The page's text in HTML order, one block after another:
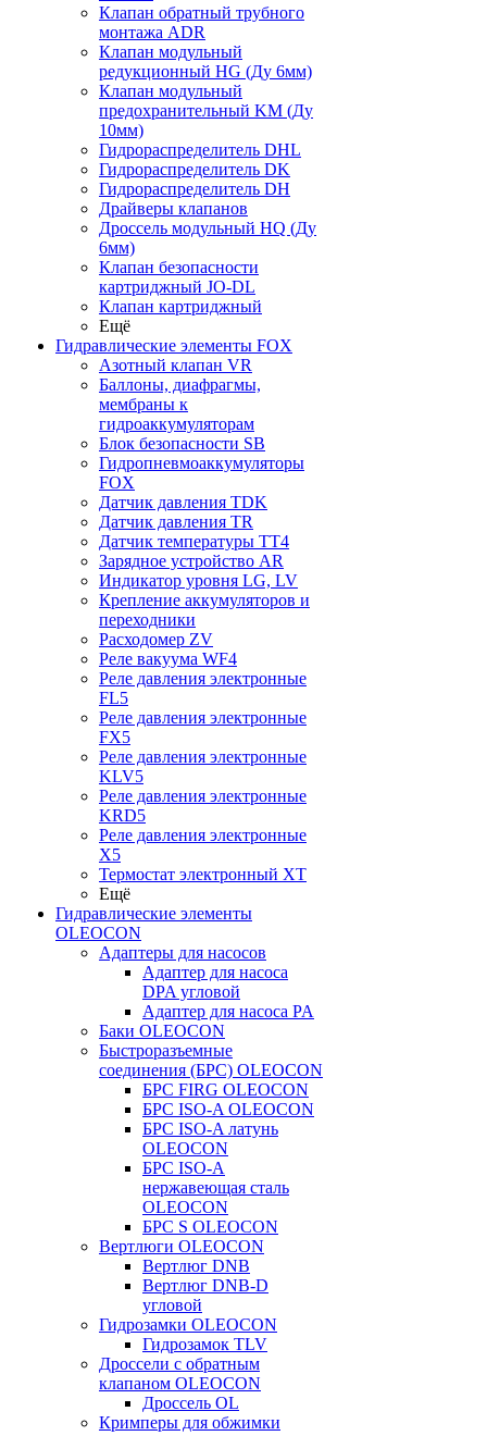
Клапан обратный трубного
монтажа ADR
Клапан модульный
редукционный HG (Ду 6мм)
Клапан модульный
предохранительный KM (Ду
10мм)
Гидрораспределитель DHL
Гидрораспределитель DK
Гидрораспределитель DH
Драйверы клапанов
Дроссель модульный HQ (Ду
6мм)
Клапан безопасности
картриджный JO-DL
Клапан картриджный
Ещё
Гидравлические элементы FOX
Азотный клапан VR
Баллоны, диафрагмы,
мембраны к
гидроаккумуляторам
Блок безопасности SB
Гидропневмоаккумуляторы
FOX
Датчик давления TDK
Датчик давления TR
Датчик температуры TT4
Зарядное устройство AR
Индикатор уровня LG, LV
Крепление аккумуляторов и
переходники
Расходомер ZV
Реле вакуума WF4
Реле давления электронные
FL5
Реле давления электронные
FX5
Реле давления электронные
KLV5
Реле давления электронные
KRD5
Реле давления электронные
X5
Термостат электронный XT
Ещё
Гидравлические элементы
OLEOCON
Адаптеры для насосов
Адаптер для насоса
DPA угловой
Адаптер для насоса PA
Баки OLEOCON
Быстроразъемные
соединения (БРС) OLEOCON
БРС FIRG OLEOCON
БРС ISO-A OLEOCON
БРС ISO-A латунь
OLEOCON
БРС ISO-A
нержавеющая сталь
OLEOCON
БРС S OLEOCON
Вертлюги OLEOCON
Вертлюг DNB
Вертлюг DNB-D
угловой
Гидрозамки OLEOCON
Гидрозамок TLV
Дроссели с обратным
клапаном OLEOCON
Дроссель OL
Кримперы для обжимки